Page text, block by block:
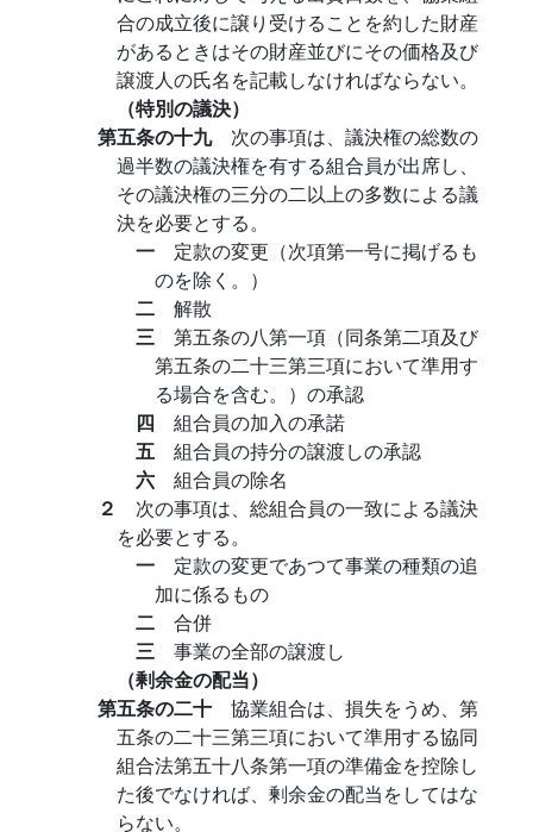
合の成立後に譲り受けることを約した財産
があるときはその財産並びにその価格及び
譲渡人の氏名を記載しなければならない。
（特別の議決）
第五条の十九 次の事項は、議決権の総数の
過半数の議決権を有する組合員が出席し、
その議決権の三分の二以上の多数による議
決を必要とする。
一 定款の変更（次項第一号に掲げるも
のを除く。）
二 解散
三 第五条の八第一項（同条第二項及び
第五条の二十三第三項において準用す
る場合を含む。）の承認
四 組合員の加入の承諾
五 組合員の持分の譲渡しの承認
六 組合員の除名
２ 次の事項は、総組合員の一致による議決
を必要とする。
一 定款の変更であつて事業の種類の追
加に係るもの
二 合併
三 事業の全部の譲渡し
（剰余金の配当）
第五条の二十 協業組合は、損失をうめ、第
五条の二十三第三項において準用する協同
組合法第五十八条第一項の準備金を控除し
た後でなければ、剰余金の配当をしてはな
らない。